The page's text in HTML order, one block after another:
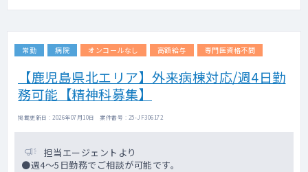
常勤 病院 オンコールなし 高額給与 専門医資格不問
【鹿児島県北エリア】外来病棟対応/週4日勤
務可能【精神科募集】
掲載更新日 : 2026年07月10日 案件番号 : 25-JF306172
担当エージェントより
●週4～5日勤務でご相談が可能です。